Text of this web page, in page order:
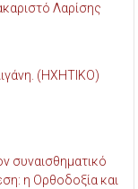
Λαρίσης
(ΗΧΗΤΙΚΟ)
συναισθηματικό
η Ορθοδοξία και